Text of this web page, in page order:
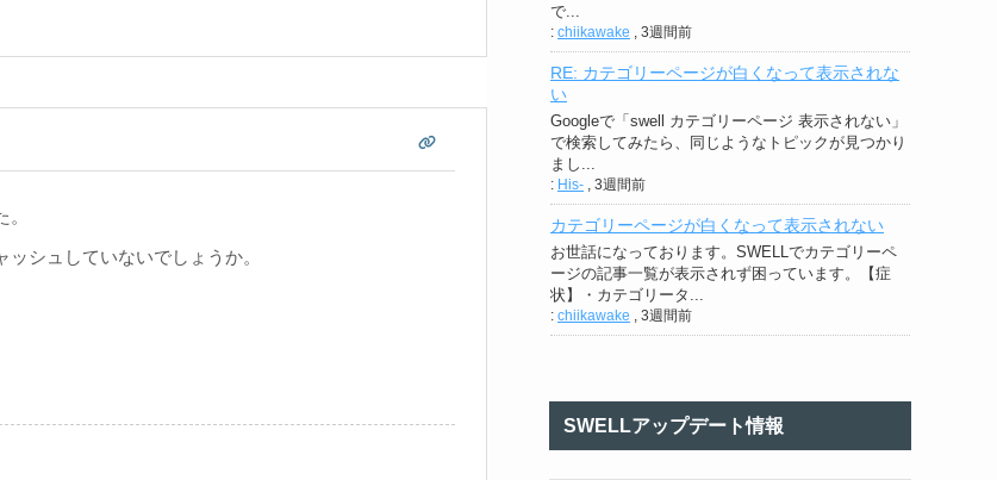
シュしていないでしょうか。
で...
: chiikawake 3週間前
RE: カテゴリーページが白くなって表示されな
い
Googleで「swell カテゴリーページ 表示されない」
で検索してみたら、同じようなトピックが見つかり
まし...
: His- 3週間前
カテゴリーページが白くなって表示されない
お世話になっております。SWELLでカテゴリーペ
ージの記事一覧が表示されず困っています。【症
状】・カテゴリータ...
: chiikawake 3週間前
SWELLアップデート情報